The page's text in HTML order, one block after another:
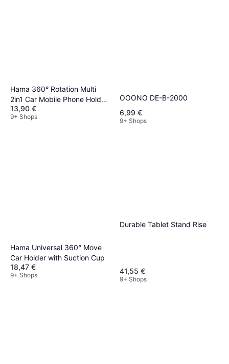
Hama 360° Rotation Multi
2in1 Car Mobile Phone Holder
Kit
13,90 €
9+ Shops
OOONO DE-B-2000
6,99 €
9+ Shops
Hama Universal 360° Move
Car Holder with Suction Cup
18,47 €
9+ Shops
Durable Tablet Stand Rise
41,55 €
9+ Shops